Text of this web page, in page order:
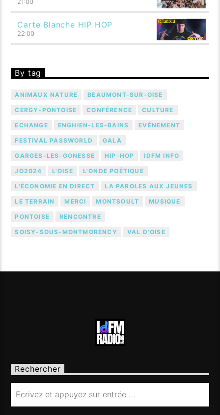
Carte Blanche HIP HOP
22:00
By tag
ANIMAUX NATURE BEAUMONT-SUR-OISE
CERGY-PONTOISE CONFÉRENCE CULTURE
ECHANGE ENGHIEN-LES-BAINS EVÈNEMENT
FESTIVAL PASSWORLD GALA
GARGES-LES-GONESSE HIP-HOP IDFM INFO
JO2024 L'OISE L'ONDE POÉTIQUE
L'ÉCONOMIE EN DIRECT LA PAROLES AUX JEUNES
LE TERRAIN MERCI MONTSOULT MUSIQUE
PONTOISE RENCONTRE
SOISY-SOUS-MONTMORENCY VAL D'OISE
Rechercher